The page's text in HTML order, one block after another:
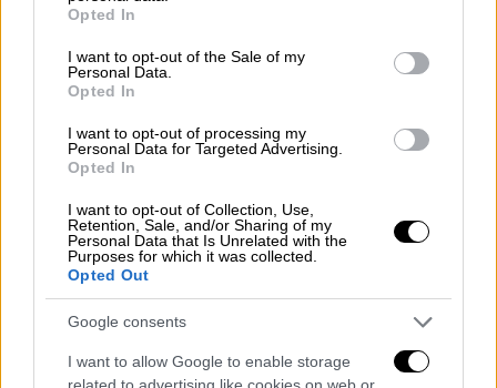
use your data for below specified purposes in below Google
consent section.
Opted In
I want to opt-out of the Sale of my
Personal Data.
Opted In
I want to opt-out of processing my
Personal Data for Targeted Advertising.
Opted In
I want to opt-out of Collection, Use,
Retention, Sale, and/or Sharing of my
Personal Data that Is Unrelated with the
Purposes for which it was collected.
Opted Out
Google consents
I want to allow Google to enable storage
related to advertising like cookies on web or
μέσα στα χαλάσματα
«Η ακολουθία μπορεί να κρατήσει και ένα
χρόνο, και μάλιστα με μεγάλους
Ρίχτερ, έχει ενεργοποιηθεί ένα πού μεγάλο
ρήγμα.Έχουμε φαινόμενο ντόμινο πάνω στο
ίδιο ρήγμα. Θα έχουμε σίγουρα νέες
καταρρεύσεις κτηρίων. Τα θύματα θα
ξεπεράσουν τα 15.000, και μην ξεχνάμε και
τη Συρία, θα ανέβει κατά πολύ η εκατόμβη